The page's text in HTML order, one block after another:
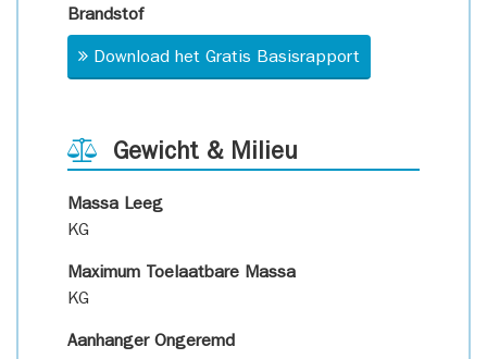
Brandstof
Download het Gratis Basisrapport
Gewicht & Milieu
Massa Leeg
KG
Maximum Toelaatbare Massa
KG
Aanhanger Ongeremd